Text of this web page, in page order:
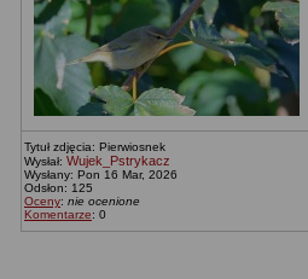
Tytuł zdjęcia: Pierwiosnek
Wysłał: Wujek_Pstrykacz
Wysłany: Pon 16 Mar, 2026
Odsłon: 125
Oceny: nie ocenione
Komentarze: 0